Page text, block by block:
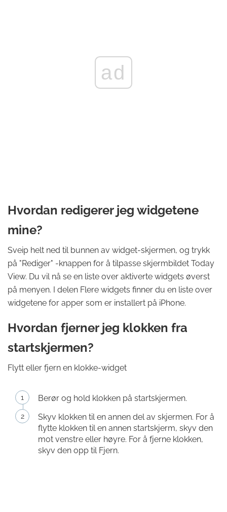
ad
Hvordan redigerer jeg widgetene
mine?
Sveip helt ned til bunnen av widget-skjermen, og trykk
på "Rediger" -knappen for å tilpasse skjermbildet Today
View. Du vil nå se en liste over aktiverte widgets øverst
på menyen. I delen Flere widgets finner du en liste over
widgetene for apper som er installert på iPhone.
Hvordan fjerner jeg klokken fra
startskjermen?
Flytt eller fjern en klokke-widget
Berør og hold klokken på startskjermen.
Skyv klokken til en annen del av skjermen. For å
flytte klokken til en annen startskjerm, skyv den
mot venstre eller høyre. For å fjerne klokken,
skyv den opp til Fjern.